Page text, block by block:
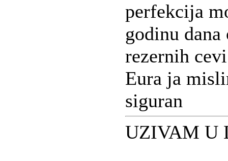
perfekcija
godinu
rezernih
Eura ja
siguran
UZIVAM U